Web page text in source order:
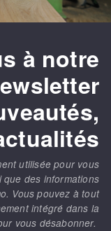
à notre
utilisée pour vous
que des informations
Vous pouvez à tout
intégré dans la
vous désabonner.